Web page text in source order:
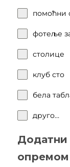
помоћни
фотеље
столице
клуб сто
бела
друго…
Додатни